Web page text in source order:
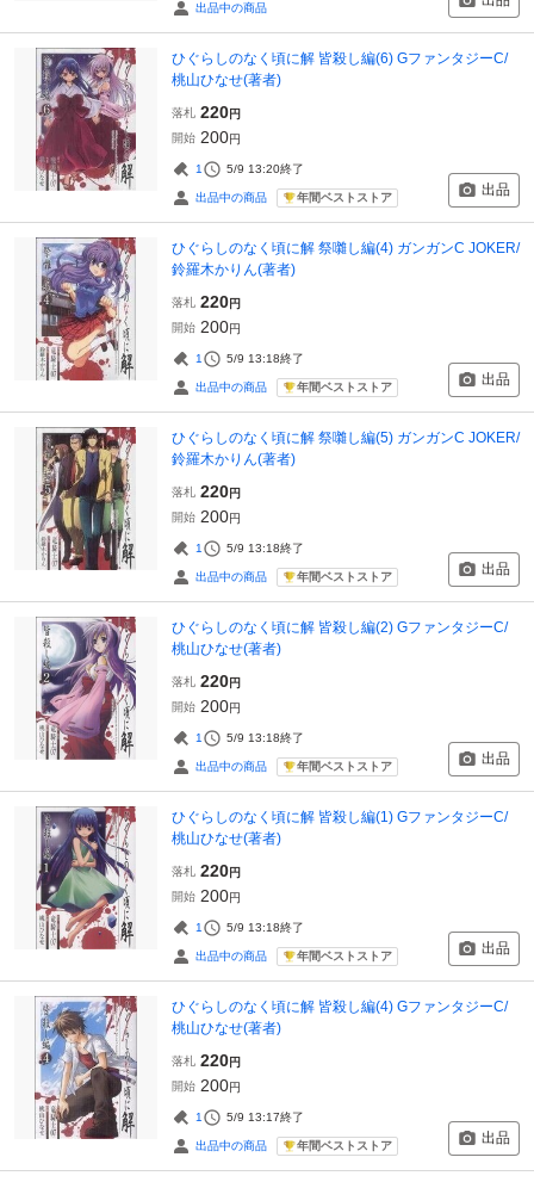
出品中の商品
ひぐらしのなく頃に解 皆殺し編(6) GファンタジーC/
桃山ひなせ(著者)
落札 220円
開始 200円
1 5/9 13:20終了
出品中の商品 年間ベストストア 出品
ひぐらしのなく頃に解 祭囃し編(4) ガンガンC JOKER/
鈴羅木かりん(著者)
落札 220円
開始 200円
1 5/9 13:18終了
出品中の商品 年間ベストストア 出品
ひぐらしのなく頃に解 祭囃し編(5) ガンガンC JOKER/
鈴羅木かりん(著者)
落札 220円
開始 200円
1 5/9 13:18終了
出品中の商品 年間ベストストア 出品
ひぐらしのなく頃に解 皆殺し編(2) GファンタジーC/
桃山ひなせ(著者)
落札 220円
開始 200円
1 5/9 13:18終了
出品中の商品 年間ベストストア 出品
ひぐらしのなく頃に解 皆殺し編(1) GファンタジーC/
桃山ひなせ(著者)
落札 220円
開始 200円
1 5/9 13:18終了
出品中の商品 年間ベストストア 出品
ひぐらしのなく頃に解 皆殺し編(4) GファンタジーC/
桃山ひなせ(著者)
落札 220円
開始 200円
1 5/9 13:17終了
出品中の商品 年間ベストストア 出品